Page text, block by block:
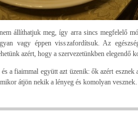
állíthatjuk meg, így arra sincs megfelelő
vagy éppen visszafordítsuk. Az
azért, hogy a szervezetünkben elegendő
a fiaimmal együtt azt üzenik: ők azért
átjön nekik a lényeg és komolyan